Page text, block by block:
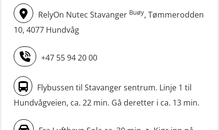
m/E-læring (OSEBLE006)
Livbåtfører fritt fall FF48 repetisjon
Livbåtfører grunnkurs m/E-læring
FF1200 (OSE1424)
Livbåtfører grunnkurs m/E-læring
FF1200 simulator (OSEBLE007)
Livbåtfører grunnkurs m/E-læring
STCW oppgradering for
maskinoffiserer uten fartstid 66 t
(MBS125)
Sikkerhetskurs for ansatte på
oppdrettsanlegg (LBS100)
Sjøfolk med særskilte sikringsplikter
(MBS1191)
RelyOn Nutec Stavanger Buøy, Tømmerodden
10, 4077 Hundvåg
+47 55 94 20 00
Flybussen til Stavanger sentrum. Linje 1 til
Hundvågveien, ca. 22 min. Gå deretter i ca. 13 min.